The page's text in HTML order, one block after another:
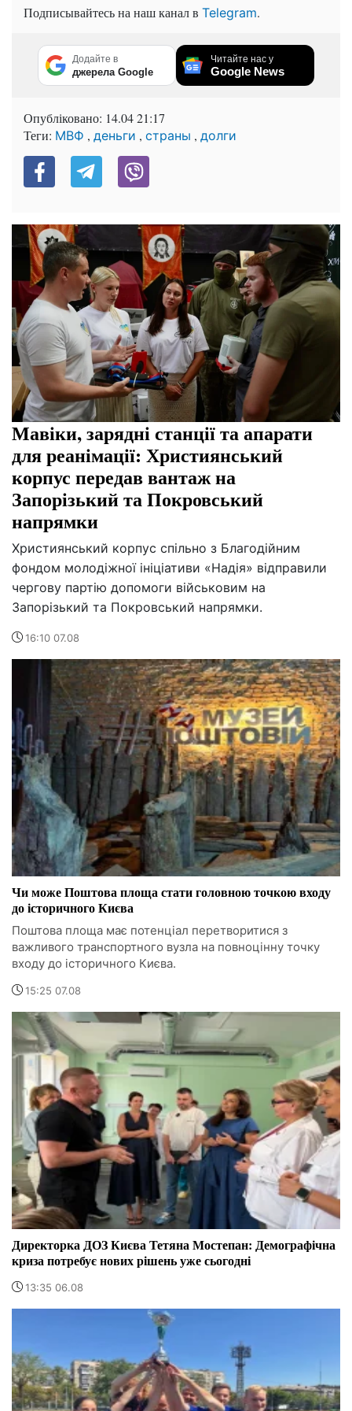
Подписывайтесь на наш канал в Telegram.
Додайте в
джерела Google
Читайте нас у
Google News
Опубліковано: 14.04 21:17
Теги: МВФ , деньги , страны , долги
Мавіки, зарядні станції та апарати
для реанімації: Християнський
корпус передав вантаж на
Запорізький та Покровський
напрямки
Християнський корпус спільно з Благодійним
фондом молодіжної ініціативи «Надія» відправили
чергову партію допомоги військовим на
Запорізький та Покровський напрямки.
16:10 07.08
Чи може Поштова площа стати головною точкою входу
до історичного Києва
Поштова площа має потенціал перетворитися з
важливого транспортного вузла на повноцінну точку
входу до історичного Києва.
15:25 07.08
Директорка ДОЗ Києва Тетяна Мостепан: Демографічна
криза потребує нових рішень уже сьогодні
13:35 06.08